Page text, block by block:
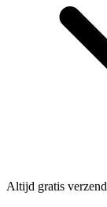
Altijd gratis